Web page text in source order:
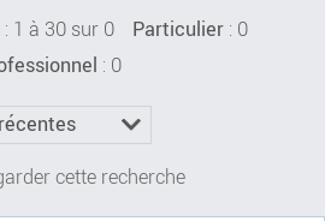
: 1 à 30 sur 0 Particulier : 0
: 0
cette recherche